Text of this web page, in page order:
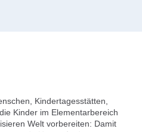
Kindertagesstätten,
Kinder im Elementarbereich
Welt vorbereiten: Damit